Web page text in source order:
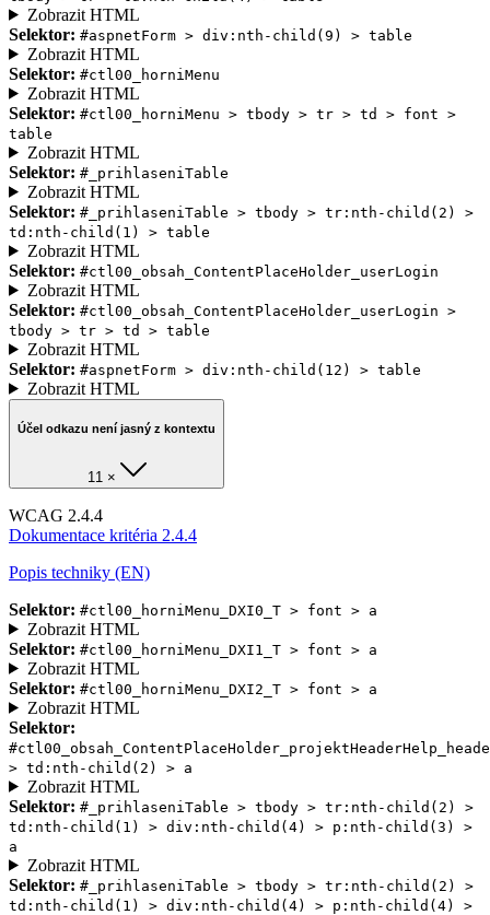
Zobrazit HTML
Selektor: #aspnetForm > div:nth-child(9) > table
Zobrazit HTML
Selektor: #ctl00_horniMenu
Zobrazit HTML
Selektor: #ctl00_horniMenu > tbody > tr > td > font >
table
Zobrazit HTML
Selektor: #_prihlaseniTable
Zobrazit HTML
Selektor: #_prihlaseniTable > tbody > tr:nth-child(2) >
td:nth-child(1) > table
Zobrazit HTML
Selektor: #ctl00_obsah_ContentPlaceHolder_userLogin
Zobrazit HTML
Selektor: #ctl00_obsah_ContentPlaceHolder_userLogin >
tbody > tr > td > table
Zobrazit HTML
Selektor: #aspnetForm > div:nth-child(12) > table
Zobrazit HTML
Účel odkazu není jasný z kontextu
11 ×
WCAG 2.4.4
Dokumentace kritéria 2.4.4
Popis techniky (EN)
Selektor: #ctl00_horniMenu_DXI0_T > font > a
Zobrazit HTML
Selektor: #ctl00_horniMenu_DXI1_T > font > a
Zobrazit HTML
Selektor: #ctl00_horniMenu_DXI2_T > font > a
Zobrazit HTML
Selektor:
> td:nth-child(2) > a
Zobrazit HTML
Selektor: #_prihlaseniTable > tbody > tr:nth-child(2) >
td:nth-child(1) > div:nth-child(4) > p:nth-child(3) >
a
Zobrazit HTML
Selektor: #_prihlaseniTable > tbody > tr:nth-child(2) >
td:nth-child(1) > div:nth-child(4) > p:nth-child(4) >